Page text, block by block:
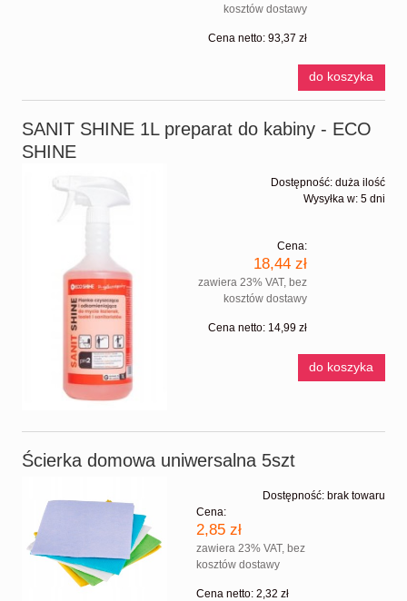
kosztów dostawy
Cena netto:93,37 zł
do koszyka
SANIT SHINE 1L preparat do kabiny - ECO
SHINE
Dostępność: duża ilość
Wysyłka w: 5 dni
Cena:
18,44 zł
zawiera 23% VAT, bez
kosztów dostawy
Cena netto: 14,99 zł
do koszyka
Ścierka domowa uniwersalna 5szt
Dostępność: brak towaru
Cena:
2,85 zł
zawiera 23% VAT, bez
kosztów dostawy
Cena netto: 2,32 zł